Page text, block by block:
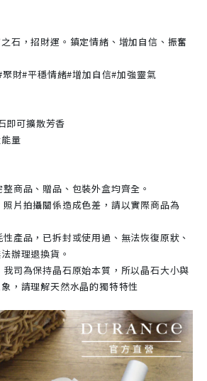
石，招財運。鎮定情緒、增加自信、振奮
財#平穩情緒#增加自信#加強靈氣
即可擴散芳香
量
商品、贈品、包裝外盒均齊全。
片拍攝關係造成色差，請以實際商品為
產品，已拆封或使用過、無法恢復原狀、
辦理退換貨。
司為保持晶石原始本質，所以晶石大小與
，請理解天然水晶的獨特特性